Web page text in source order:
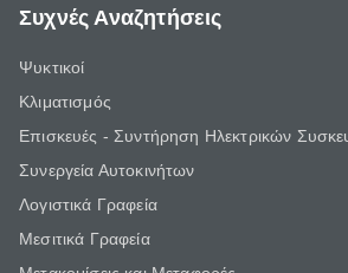
Συχνές Αναζητήσεις
Ψυκτικοί
Κλιματισμός
Επισκευές - Συντήρηση Ηλεκτρικών
Συνεργεία Αυτοκινήτων
Λογιστικά Γραφεία
Μεσιτικά Γραφεία